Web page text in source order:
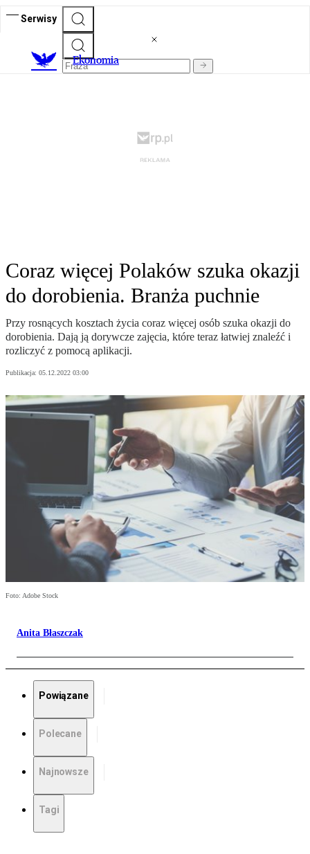
Serwisy
Ekonomia
Coraz więcej Polaków szuka okazji
do dorobienia. Branża puchnie
Przy rosnących kosztach życia coraz więcej osób szuka okazji do
dorobienia. Dają ją dorywcze zajęcia, które teraz łatwiej znaleźć i
rozliczyć z pomocą aplikacji.
Publikacja: 05.12.2022 03:00
Foto: Adobe Stock
Anita Błaszczak
Powiązane
Polecane
Najnowsze
Tagi